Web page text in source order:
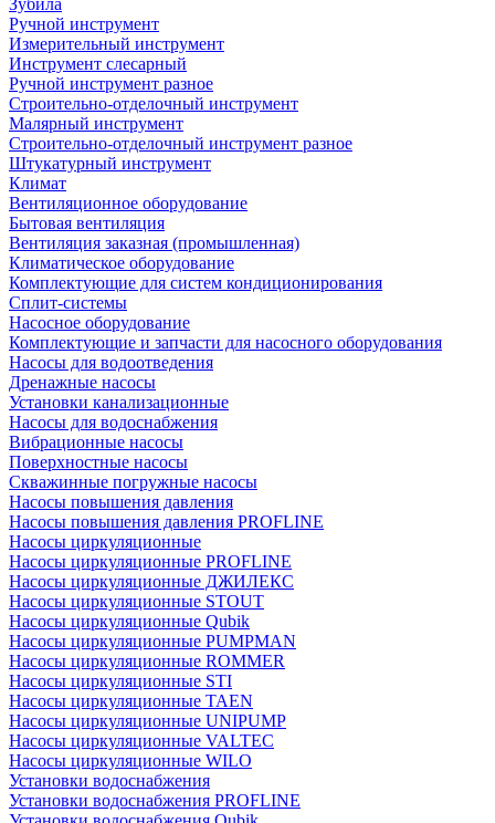
Зубила
Ручной инструмент
Измерительный инструмент
Инструмент слесарный
Ручной инструмент разное
Строительно-отделочный инструмент
Малярный инструмент
Строительно-отделочный инструмент разное
Штукатурный инструмент
Климат
Вентиляционное оборудование
Бытовая вентиляция
Вентиляция заказная (промышленная)
Климатическое оборудование
Комплектующие для систем кондиционирования
Сплит-системы
Насосное оборудование
Комплектующие и запчасти для насосного оборудования
Насосы для водоотведения
Дренажные насосы
Установки канализационные
Насосы для водоснабжения
Вибрационные насосы
Поверхностные насосы
Скважинные погружные насосы
Насосы повышения давления
Насосы повышения давления PROFLINE
Насосы циркуляционные
Насосы циркуляционные PROFLINE
Насосы циркуляционные ДЖИЛЕКС
Насосы циркуляционные STOUT
Насосы циркуляционные Qubik
Насосы циркуляционные PUMPMAN
Насосы циркуляционные ROMMER
Насосы циркуляционные STI
Насосы циркуляционные TAEN
Насосы циркуляционные UNIPUMP
Насосы циркуляционные VALTEC
Насосы циркуляционные WILO
Установки водоснабжения
Установки водоснабжения PROFLINE